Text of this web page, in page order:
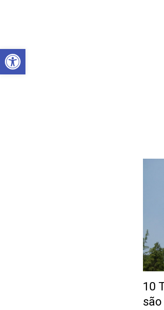
Abrir a barra de
10